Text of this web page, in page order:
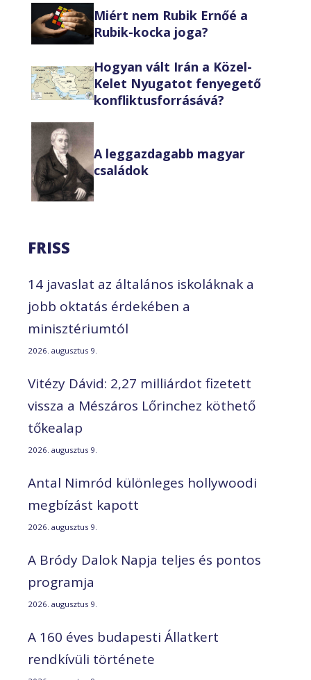
Miért nem Rubik Ernőé a
Rubik-kocka joga?
Hogyan vált Irán a Közel-
Kelet Nyugatot fenyegető
konfliktusforrásává?
A leggazdagabb magyar
családok
FRISS
14 javaslat az általános iskoláknak a
jobb oktatás érdekében a
minisztériumtól
2026. augusztus 9.
Vitézy Dávid: 2,27 milliárdot fizetett
vissza a Mészáros Lőrinchez köthető
tőkealap
2026. augusztus 9.
Antal Nimród különleges hollywoodi
megbízást kapott
2026. augusztus 9.
A Bródy Dalok Napja teljes és pontos
programja
2026. augusztus 9.
A 160 éves budapesti Állatkert
rendkívüli története